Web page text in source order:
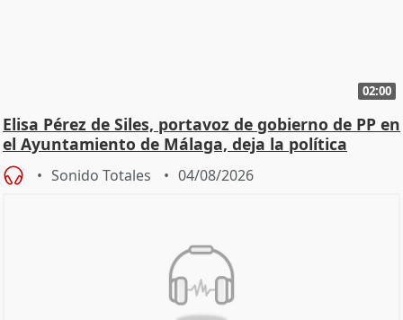
02:00
Elisa Pérez de Siles, portavoz de gobierno de PP en
el Ayuntamiento de Málaga, deja la política
Sonido Totales 04/08/2026